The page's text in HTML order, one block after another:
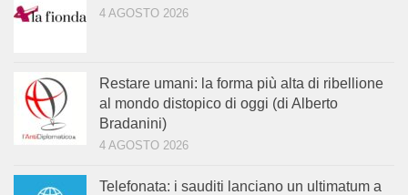
4 AGOSTO 2026
Restare umani: la forma più alta di ribellione
al mondo distopico di oggi (di Alberto
Bradanini)
4 AGOSTO 2026
Telefonata: i sauditi lanciano un ultimatum a